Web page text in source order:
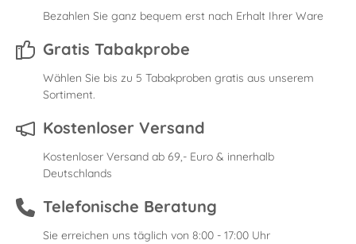
Bezahlen Sie ganz bequem erst nach Erhalt Ihrer Ware
Gratis Tabakprobe
Wählen Sie bis zu 5 Tabakproben gratis aus unserem
Sortiment.
Kostenloser Versand
Kostenloser Versand ab 69,- Euro & innerhalb
Deutschlands
Telefonische Beratung
Sie erreichen uns täglich von 8:00 - 17:00 Uhr